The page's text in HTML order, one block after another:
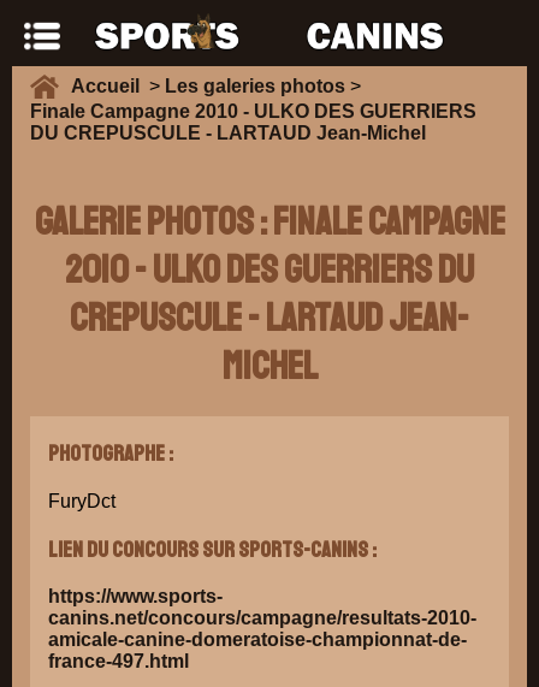
Accueil > Les galeries photos >
Finale Campagne 2010 - ULKO DES GUERRIERS
DU CREPUSCULE - LARTAUD Jean-Michel
Galerie Photos : Finale Campagne
2010 - ULKO DES GUERRIERS DU
CREPUSCULE - LARTAUD Jean-
Michel
Photographe :
FuryDct
Lien du concours sur Sports-Canins :
https://www.sports-
canins.net/concours/campagne/resultats-2010-
amicale-canine-domeratoise-championnat-de-
france-497.html